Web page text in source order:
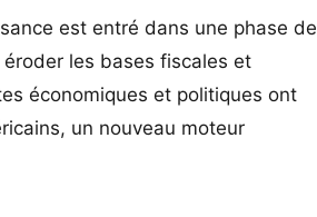
est entré dans une phase de
les bases fiscales et
économiques et politiques ont
un nouveau moteur